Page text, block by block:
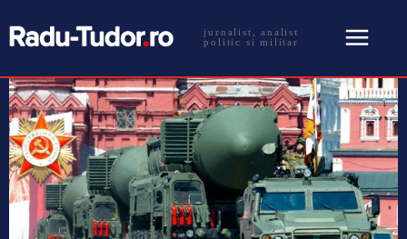
jurnalist, analist
politic si militar